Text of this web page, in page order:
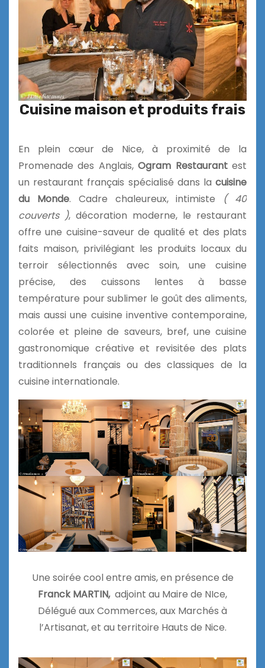
Cuisine maison et produits frais
En plein cœur de Nice, à proximité de la
Promenade des Anglais,Ogram Restaurantest
un restaurant français spécialisé dans la cuisine
du Monde. Cadre chaleureux, intimiste ( 40
couverts ), décoration moderne, le restaurant
offre une cuisine-saveur de qualité et des plats
faits maison, privilégiant les produits locaux du
terroir sélectionnés avec soin, une cuisine
précise, des cuissons lentes à basse
température pour sublimer le goût des aliments,
mais aussi une cuisine inventive contemporaine,
colorée et pleine de saveurs, bref, une cuisine
gastronomique créative et revisitée des plats
traditionnels français ou des classiques de la
cuisine internationale.
Une soirée cool entre amis, en présence de
Franck MARTIN,adjoint au Maire de NIce,
Délégué aux Commerces, aux Marchés à
l’Artisanat, et au territoire Hauts de Nice.